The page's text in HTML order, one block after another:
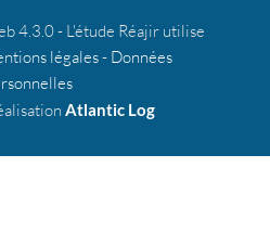
4.3.0 - L'étude Réajir utilise
légales- Données
Atlantic Log